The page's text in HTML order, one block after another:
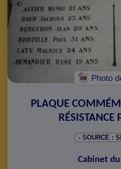
Photo
PLAQUE
RÉSISTANCE
- SOURCE :
Cabinet